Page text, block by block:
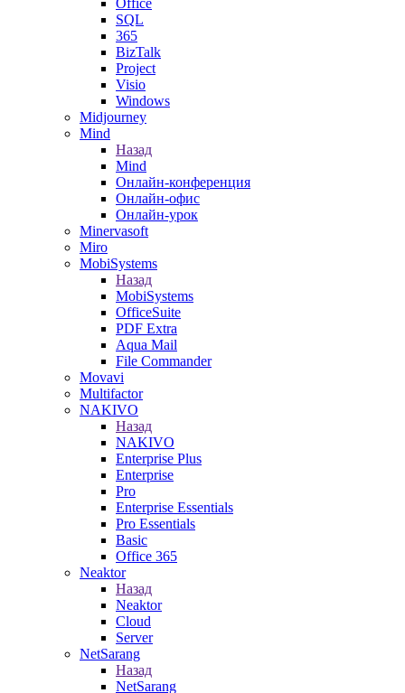
Office
SQL
365
BizTalk
Project
Visio
Windows
Midjourney
Mind
Назад
Mind
Онлайн-конференция
Онлайн-офис
Онлайн-урок
Minervasoft
Miro
MobiSystems
Назад
MobiSystems
OfficeSuite
PDF Extra
Aqua Mail
File Commander
Movavi
Multifactor
NAKIVO
Назад
NAKIVO
Enterprise Plus
Enterprise
Pro
Enterprise Essentials
Pro Essentials
Basic
Office 365
Neaktor
Назад
Neaktor
Cloud
Server
NetSarang
Назад
NetSarang